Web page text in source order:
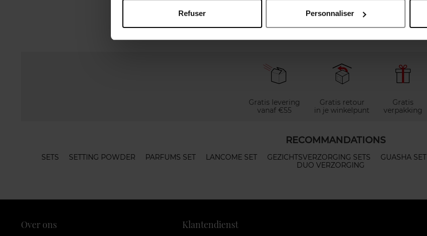
Refuser Personnaliser
Nog iets vergeten ?
Gratis levering
vanaf €55
Gratis retour
in je winkelpunt
Gratis
verpakking
RECOMMANDATIONS
SETS SETTING POWDER PARFUMS SET LANCOME SET GEZICHTSVERZORGING SETS GUASHA SET
DUO VERZORGING
Over ons Klantendienst